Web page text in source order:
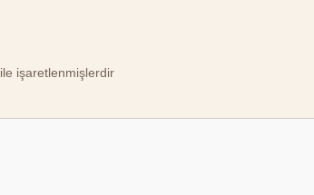
ile işaretlenmişlerdir